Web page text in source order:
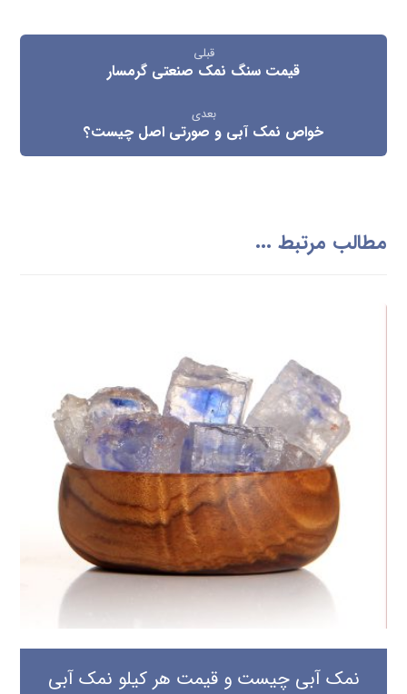
قبلی
قیمت سنگ نمک صنعتی گرمسار
بعدی
خواص نمک آبی و صورتی اصل چیست؟
مطالب مرتبط ...
نمک آبی چیست و قیمت هر کیلو نمک آبی